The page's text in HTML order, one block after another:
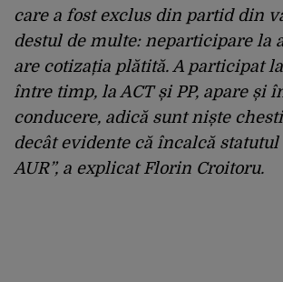
care a fost exclus din partid din
destul de multe: neparticipare la
are cotizația plătită. A participat
între timp, la ACT și PP, apare și
conducere, adică sunt niște
decât evidente că încalcă
AUR”, a explicat Florin Croitoru.